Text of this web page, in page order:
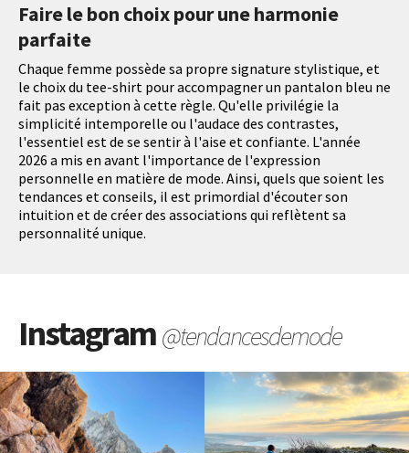
Faire le bon choix pour une harmonie
parfaite
Chaque femme possède sa propre signature stylistique, et
le choix du tee-shirt pour accompagner un pantalon bleu ne
fait pas exception à cette règle. Qu'elle privilégie la
simplicité intemporelle ou l'audace des contrastes,
l'essentiel est de se sentir à l'aise et confiante. L'année
2026 a mis en avant l'importance de l'expression
personnelle en matière de mode. Ainsi, quels que soient les
tendances et conseils, il est primordial d'écouter son
intuition et de créer des associations qui reflètent sa
personnalité unique.
Instagram@tendancesdemode